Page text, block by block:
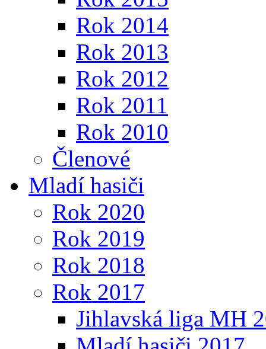
Rok 2014
Rok 2013
Rok 2012
Rok 2011
Rok 2010
Členové
Mladí hasiči
Rok 2020
Rok 2019
Rok 2018
Rok 2017
Jihlavská liga MH